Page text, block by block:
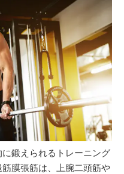
鍛えられるトレーニング
膜張筋は、上腕二頭筋や